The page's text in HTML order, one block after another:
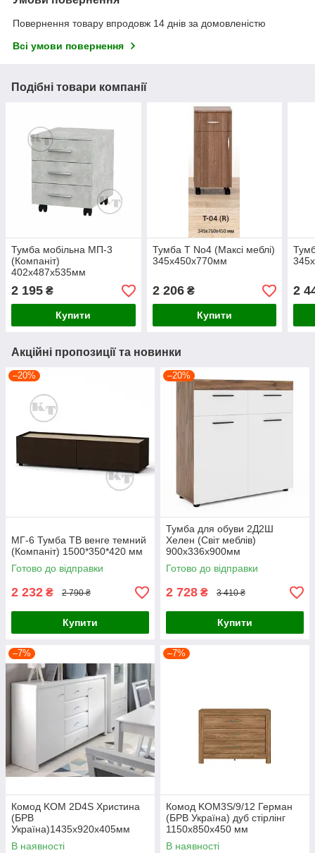
Повернення товару впродовж 14 днів за домовленістю
Всі умови повернення
Подібні товари компанії
Тумба мобільна МП-3
(Компаніт)
402х487х535мм
2 195 ₴
Купити
Тумба Т No4 (Максі меблі)
345х450х770мм
2 206₴
Купити
2
Акційні пропозиції та новинки
–20%
МГ-6 Тумба ТВ венге темний
(Компаніт) 1500*350*420 мм
Готово до відправки
2 232 ₴ 2 790 ₴
Купити
–20%
Тумба для обуви 2Д2Ш
Хелен (Світ меблів)
900х336х900мм
Готово до відправки
2 728 ₴ 3 410 ₴
Купити
–7%
Комод KOM 2D4S Христина
(БРВ
Україна)1435х920х405мм
В наявності
–7%
Комод KOM3S/9/12 Герман
(БРВ Україна) дуб стірлінг
1150х850х450 мм
В наявності